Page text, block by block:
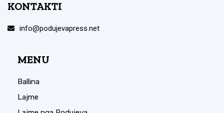
KONTAKTI
info@podujevapress.net
MENU
Ballina
Lajme